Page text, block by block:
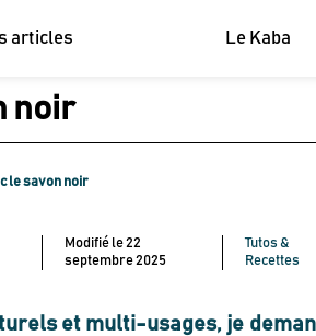
articles Le Kaba
noir
le savon noir
Modifié le22
septembre 2025
Tutos &
Recettes
et multi-usages, je